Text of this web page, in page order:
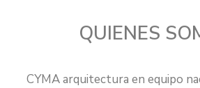
QUIENES
CYMA arquitectura en equipo